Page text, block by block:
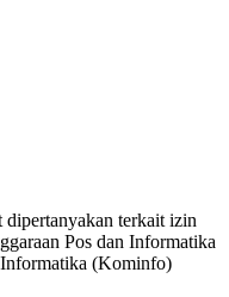
dipertanyakan terkait izin
Pos dan Informatika
(Kominfo)